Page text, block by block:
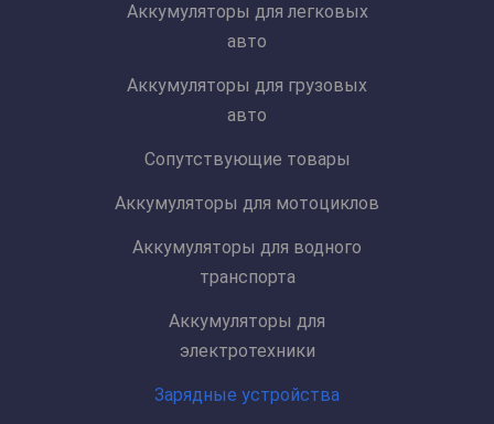
Аккумуляторы для легковых
авто
Аккумуляторы для грузовых
авто
Сопутствующие товары
Аккумуляторы для мотоциклов
Аккумуляторы для водного
транспорта
Аккумуляторы для
электротехники
Зарядные устройства